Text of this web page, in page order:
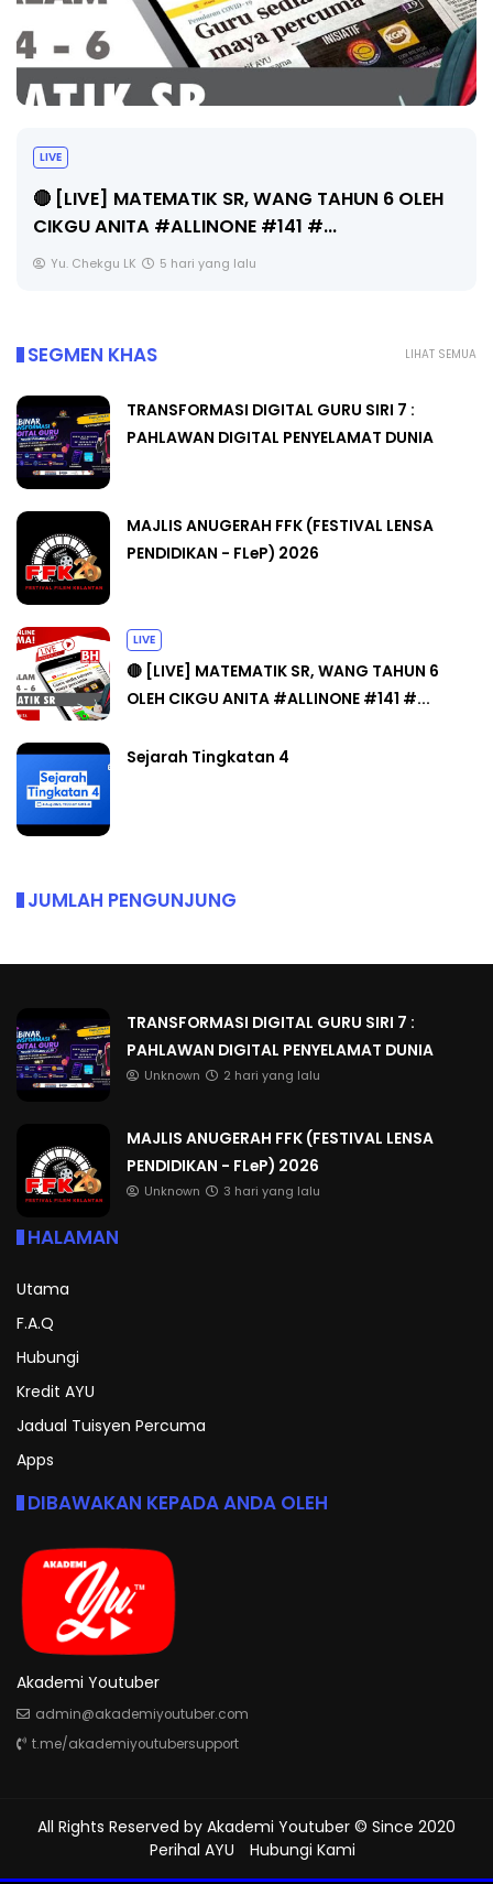
Sejarah Tingkatan 4
Unknown 5 hari yang lalu
LIHAT SEMUA
SEGMEN KHAS
TRANSFORMASI DIGITAL GURU SIRI 7 :
PAHLAWAN DIGITAL PENYELAMAT DUNIA
MAJLIS ANUGERAH FFK (FESTIVAL LENSA
PENDIDIKAN - FLeP) 2026
LIVE
🔴 [LIVE] MATEMATIK SR, WANG TAHUN 6
OLEH CIKGU ANITA #ALLINONE #141 #...
Sejarah Tingkatan 4
JUMLAH PENGUNJUNG
TRANSFORMASI DIGITAL GURU SIRI 7 :
PAHLAWAN DIGITAL PENYELAMAT DUNIA
Unknown 2 hari yang lalu
MAJLIS ANUGERAH FFK (FESTIVAL LENSA
PENDIDIKAN - FLeP) 2026
Unknown 3 hari yang lalu
HALAMAN
Utama
F.A.Q
Hubungi
Kredit AYU
Jadual Tuisyen Percuma
Apps
DIBAWAKAN KEPADA ANDA OLEH
Akademi Youtuber
admin@akademiyoutuber.com
t.me/akademiyoutubersupport
All Rights Reserved by Akademi Youtuber © Since 2020
Perihal AYU
Hubungi Kami